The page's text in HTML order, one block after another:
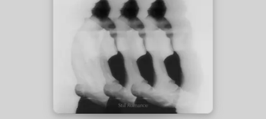
Apple Musicをインストール